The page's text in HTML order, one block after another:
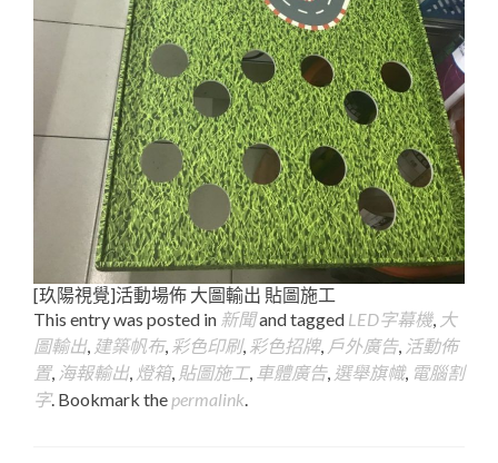
[玖陽視覺]活動場佈 大圖輸出 貼圖施工
This entry was posted in 新聞and tagged LED字幕機, 大
圖輸出, 建築帆布, 彩色印刷, 彩色招牌, 戶外廣告, 活動佈
置, 海報輸出, 燈箱, 貼圖施工, 車體廣告, 選舉旗幟, 電腦割
字. Bookmark the permalink.